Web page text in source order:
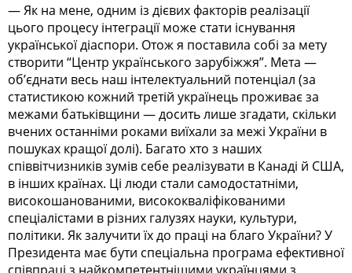
— Як на мене, одним із дієвих факторів реалізації
цього процесу інтеграції може стати існування
української діаспори. Отож я поставила собі за мету
створити “Центр українського зарубіжжя”. Мета —
об’єднати весь наш інтелектуальний потенціал (за
статистикою кожний третій українець проживає за
межами батьківщини — досить лише згадати, скільки
вчених останніми роками виїхали за межі України в
пошуках кращої долі). Багато хто з наших
співвітчизників зумів себе реалізувати в Канаді й США,
в інших країнах. Ці люди стали самодостатніми,
високошанованими, висококваліфікованими
спеціалістами в різних галузях науки, культури,
політики. Як залучити їх до праці на благо України? У
Президента має бути спеціальна програма ефективної